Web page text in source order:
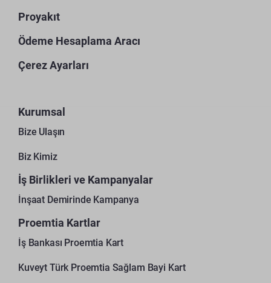
Proyakıt
Ödeme Hesaplama Aracı
Çerez Ayarları
Kurumsal
Bize Ulaşın
Biz Kimiz
İş Birlikleri ve Kampanyalar
İnşaat Demirinde Kampanya
Proemtia Kartlar
İş Bankası Proemtia Kart
Kuveyt Türk Proemtia Sağlam Bayi Kart